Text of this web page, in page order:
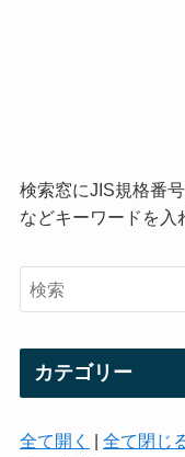
検索窓にJIS規格番
などキーワードを入
カテゴリー
全て開く
全て閉じ